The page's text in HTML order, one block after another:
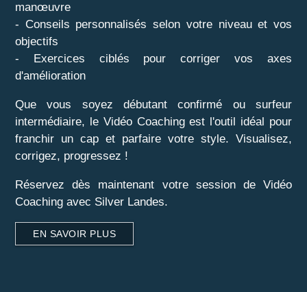
manœuvre
- Conseils personnalisés selon votre niveau et vos
objectifs
- Exercices ciblés pour corriger vos axes
d'amélioration
Que vous soyez débutant confirmé ou surfeur
intermédiaire, le Vidéo Coaching est l'outil idéal pour
franchir un cap et parfaire votre style. Visualisez,
corrigez, progressez !
Réservez dès maintenant votre session de Vidéo
Coaching avec Silver Landes.
EN SAVOIR PLUS